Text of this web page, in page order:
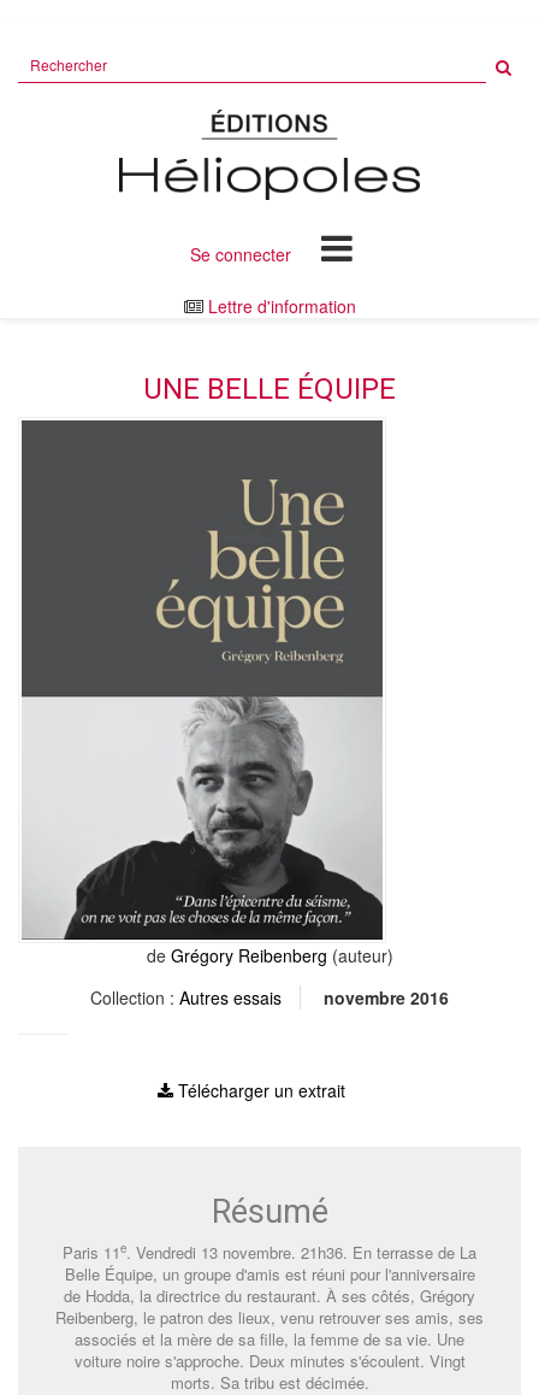
site
Se connecter
Lettre d'information
UNE BELLE ÉQUIPE
de Grégory Reibenberg (auteur)
Collection : Autres essais novembre 2016
Télécharger un extrait
Résumé
Paris 11e. Vendredi 13 novembre. 21h36. En terrasse de La
Belle Équipe, un groupe d'amis est réuni pour l'anniversaire
de Hodda, la directrice du restaurant. À ses côtés, Grégory
Reibenberg, le patron des lieux, venu retrouver ses amis, ses
associés et la mère de sa fille, la femme de sa vie. Une
voiture noire s'approche. Deux minutes s'écoulent. Vingt
morts. Sa tribu est décimée.